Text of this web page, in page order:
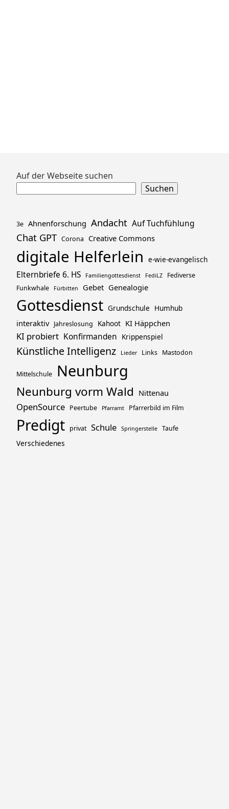
Zum
Auf der Webseite suchen
Suchen
3e Ahnenforschung Andacht Auf Tuchfühlung
Chat GPT Corona Creative Commons
digitale Helferlein e-wie-evangelisch
Elternbriefe 6. HS Familiengottesdienst FediLZ
Fediverse
Funkwhale
Fürbitten Gebet Genealogie
Gottesdienst Grundschule Humhub
interaktiv Jahreslosung Kahoot KI Häppchen
KI probiert Konfirmanden Krippenspiel
Künstliche Intelligenz Lieder Links Mastodon
Mittelschule Neunburg
Neunburg vorm Wald Nittenau
OpenSource Peertube Pfarramt Pfarrerbild im Film
Predigt privat Schule Springerstelle Taufe
Verschiedenes